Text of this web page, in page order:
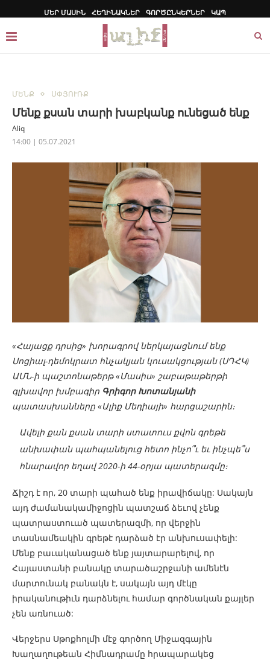
ՄԵՐ ՄԱՍԻՆ ՀԵՂԻՆԱԿՆԵՐ ԳՈՐԾԸՆԿԵՐՆԵՐ ԿԱՊ
ՄԵՆՔ ՍՓՅՈՒՌՔ
Մենք քսան տարի խաբկանք ունեցած ենք
Aliq
14:00 | 05.07.2021
«Հայացք դրսից» խորագրով ներկայացնում ենք
Սոցիալ-դեմոկրատ հնչակյան կուսակցության (ՍԴՀԿ)
ԱՄՆ-ի պաշտոնաթերթ «Մասիս» շաբաթաթերթի
գլխավոր խմբագիր Գրիգոր Խոտանյանի
պատասխանները «Ալիք Մեդիայի» հարցաշարին։
Ավելի քան քսան տարի ստատուս քվոն գրեթե
անխափան պահպանելուց հետո ինչո՞ւ եւ ինչպե՞ս
հնարավոր եղավ 2020-ի 44-օրյա պատերազմը։
Ճիշդ է որ, 20 տարի պահած ենք իրավիճակը: Սակայն
այդ ժամանակամիջոցին պատշաճ ձեւով չենք
պատրաստուած պատերազմի, որ վերջին
տասնամեակին գրեթէ դարձած էր անխուսափելի:
Մենք բաւականացած ենք յայտարարելով, որ
Հայաստանի բանակը տարածաշրջանի ամենէն
մարտունակ բանակն է, սակայն այդ մէկը
իրականութիւն դարձնելու համար գործնական քայլեր
չեն առնուած:
Վերջերս Սթոքհոլմի մէջ գործող Միջազգային
Խաղաղութեան Հիմնադրամը հրապարակեց